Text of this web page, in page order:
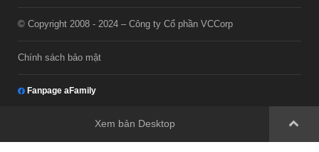
© Copyright 2008 - 2024 – Công ty Cổ phần VCCorp
Chính sách bảo mật
Fanpage aFamily
Xem bản Desktop